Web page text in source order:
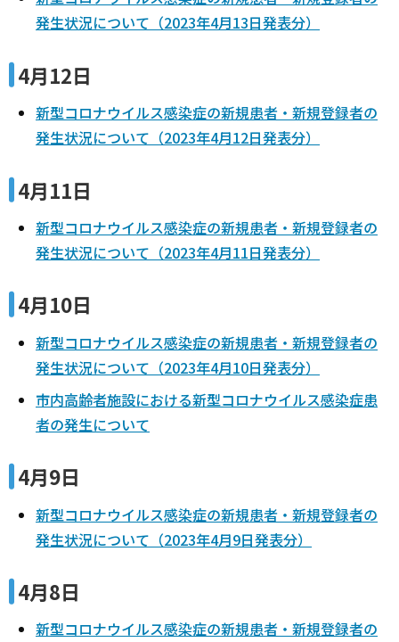
発生状況について（2023年4月13日発表分）
4月12日
新型コロナウイルス感染症の新規患者・新規登録者の
発生状況について（2023年4月12日発表分）
4月11日
新型コロナウイルス感染症の新規患者・新規登録者の
発生状況について（2023年4月11日発表分）
4月10日
新型コロナウイルス感染症の新規患者・新規登録者の
発生状況について（2023年4月10日発表分）
市内高齢者施設における新型コロナウイルス感染症患
者の発生について
4月9日
新型コロナウイルス感染症の新規患者・新規登録者の
発生状況について（2023年4月9日発表分）
4月8日
新型コロナウイルス感染症の新規患者・新規登録者の